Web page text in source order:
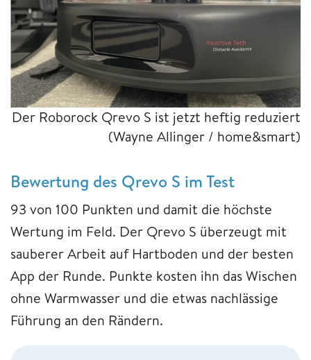
Der Roborock Qrevo S ist jetzt heftig reduziert
(Wayne Allinger / home&smart)
Bewertung des Qrevo S im Test
93 von 100 Punkten und damit die höchste
Wertung im Feld. Der Qrevo S überzeugt mit
sauberer Arbeit auf Hartboden und der besten
App der Runde. Punkte kosten ihn das Wischen
ohne Warmwasser und die etwas nachlässige
Führung an den Rändern.